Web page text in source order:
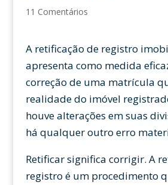
11 Comentários
A retificação de registro
apresenta como medida
correção de uma matrícula
realidade do imóvel
houve alterações em suas
há qualquer outro erro
Retificar significa corrigir. A
registro é um procedimento